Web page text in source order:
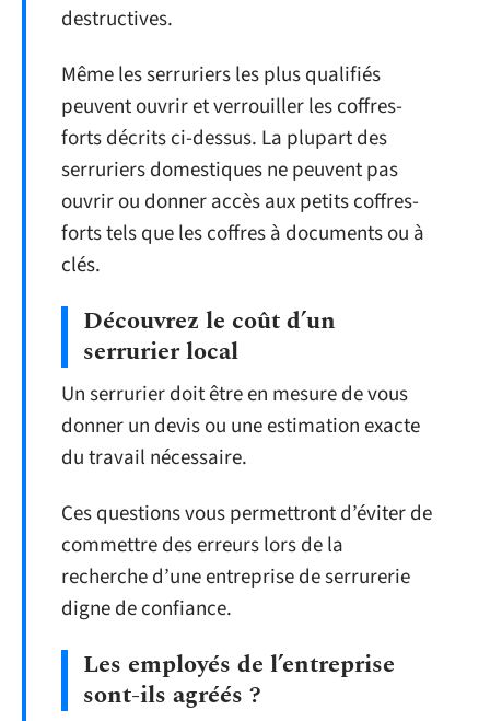
destructives.
Même les serruriers les plus qualifiés
peuvent ouvrir et verrouiller les coffres-
forts décrits ci-dessus. La plupart des
serruriers domestiques ne peuvent pas
ouvrir ou donner accès aux petits coffres-
forts tels que les coffres à documents ou à
clés.
Découvrez le coût d’un
serrurier local
Un serrurier doit être en mesure de vous
donner un devis ou une estimation exacte
du travail nécessaire.
Ces questions vous permettront d’éviter de
commettre des erreurs lors de la
recherche d’une entreprise de serrurerie
digne de confiance.
Les employés de l’entreprise
sont-ils agréés ?